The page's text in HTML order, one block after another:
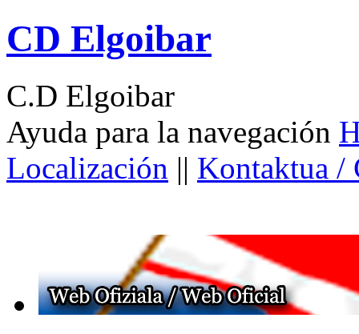
CD Elgoibar
C.D Elgoibar
Ayuda para la navegación
Localización || Kontaktua /